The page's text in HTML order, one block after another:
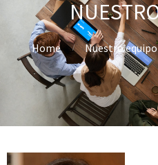
Home Nuestro equipo